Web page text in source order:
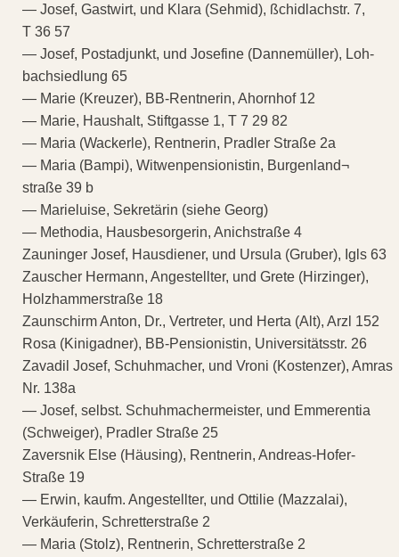
— Josef, Gastwirt, und Klara (Sehmid), ßchidlachstr. 7,
T 36 57
— Josef, Postadjunkt, und Josefine (Dannemüller), Loh-
bachsiedlung 65
— Marie (Kreuzer), BB-Rentnerin, Ahornhof 12
— Marie, Haushalt, Stiftgasse 1, T 7 29 82
— Maria (Wackerle), Rentnerin, Pradler Straße 2a
— Maria (Bampi), Witwenpensionistin, Burgenland¬
straße 39 b
— Marieluise, Sekretärin (siehe Georg)
— Methodia, Hausbesorgerin, Anichstraße 4
Zauninger Josef, Hausdiener, und Ursula (Gruber), Igls 63
Zauscher Hermann, Angestellter, und Grete (Hirzinger),
Holzhammerstraße 18
Zaunschirm Anton, Dr., Vertreter, und Herta (Alt), Arzl 152
Rosa (Kinigadner), BB-Pensionistin, Universitätsstr. 26
Zavadil Josef, Schuhmacher, und Vroni (Kostenzer), Amras
Nr. 138a
— Josef, selbst. Schuhmachermeister, und Emmerentia
(Schweiger), Pradler Straße 25
Zaversnik Else (Häusing), Rentnerin, Andreas-Hofer-
Straße 19
— Erwin, kaufm. Angestellter, und Ottilie (Mazzalai),
Verkäuferin, Schretterstraße 2
— Maria (Stolz), Rentnerin, Schretterstraße 2